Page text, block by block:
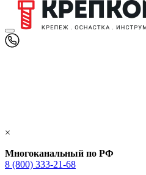
×
Многоканальный по РФ
8 (800) 333‑21-68